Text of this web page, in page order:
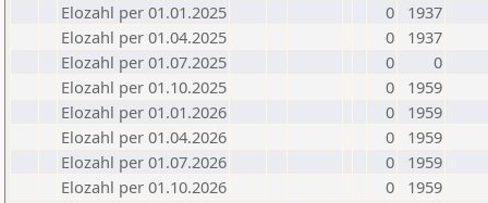
Elozahl per 01.01.2025
0
1937
Elozahl per 01.04.2025
0
1937
Elozahl per 01.07.2025
0
0
Elozahl per 01.10.2025
0
1959
Elozahl per 01.01.2026
0
1959
Elozahl per 01.04.2026
0
1959
Elozahl per 01.07.2026
0
1959
Elozahl per 01.10.2026
0 1959